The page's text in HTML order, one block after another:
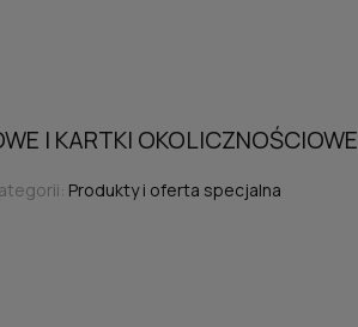
I KARTKI OKOLICZNOŚCIOWE
Produkty i oferta specjalna